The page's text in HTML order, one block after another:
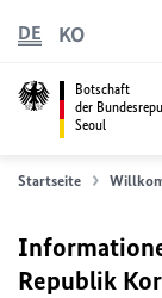
Botschaft
der
Seoul
DE KO
Startseite
Republik